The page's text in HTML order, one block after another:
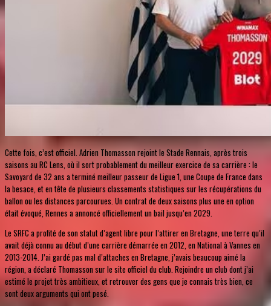
Cette fois, c’est officiel. Adrien Thomasson rejoint le Stade Rennais, après trois
saisons au RC Lens, où il sort probablement du meilleur exercice de sa carrière : le
Savoyard de 32 ans a terminé meilleur passeur de Ligue 1, une Coupe de France dans
la besace, et en tête de plusieurs classements statistiques sur les récupérations du
ballon ou les distances parcourues. Un contrat de deux saisons plus une en option
était évoqué, Rennes a annoncé officiellement un bail jusqu’en 2029.
Le SRFC a profité de son statut d’agent libre pour l’attirer en Bretagne, une terre qu’il
avait déjà connu au début d’une carrière démarrée en 2012, en National à Vannes en
2013-2014. J’ai gardé pas mal d’attaches en Bretagne, j’avais beaucoup aimé la
région, a déclaré Thomasson sur le site officiel du club. Rejoindre un club dont j’ai
estimé le projet très ambitieux, et retrouver des gens que je connais très bien, ce
sont deux arguments qui ont pesé.